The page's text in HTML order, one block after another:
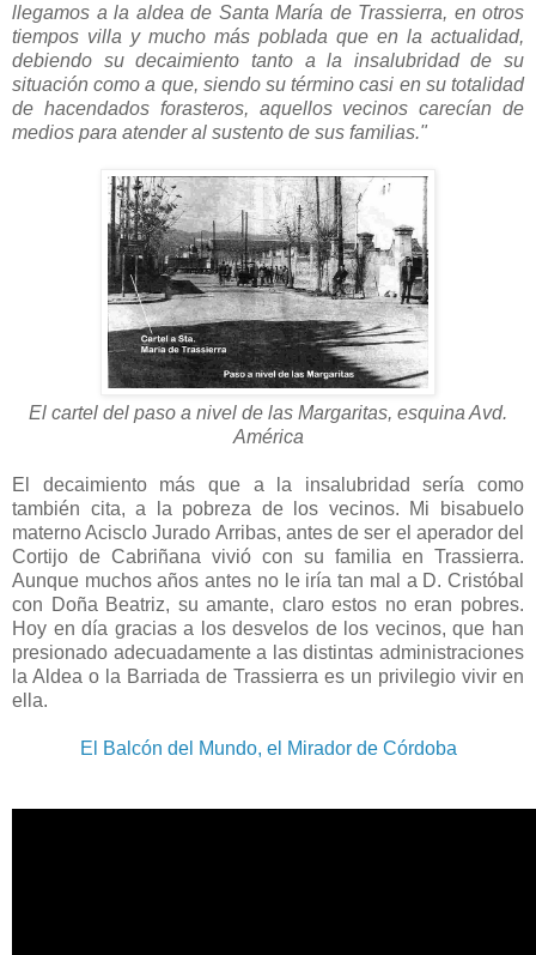
llegamos a la aldea de Santa María de Trassierra, en otros
tiempos villa y mucho más poblada que en la actualidad,
debiendo su decaimiento tanto a la insalubridad de su
situación como a que, siendo su término casi en su totalidad
de hacendados forasteros, aquellos vecinos carecían de
medios para atender al sustento de sus familias."
El cartel del paso a nivel de las Margaritas, esquina Avd.
América
El decaimiento más que a la insalubridad sería como
también cita, a la pobreza de los vecinos. Mi bisabuelo
materno Acisclo Jurado Arribas, antes de ser el aperador del
Cortijo de Cabriñana vivió con su familia en Trassierra.
Aunque muchos años antes no le iría tan mal a D. Cristóbal
con Doña Beatriz, su amante, claro estos no eran pobres.
Hoy en día gracias a los desvelos de los vecinos, que han
presionado adecuadamente a las distintas administraciones
la Aldea o la Barriada de Trassierra es un privilegio vivir en
ella.
El Balcón del Mundo, el Mirador de Córdoba